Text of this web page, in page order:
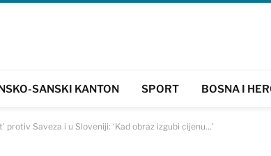
SANSKI KANTON SPORT BOSNA I
protiv Saveza i u Sloveniji: ‘Kad obraz izgubi cijenu…’